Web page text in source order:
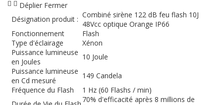
Déplier Fermer
Désignation produit : Combiné sirène 122 dB feu flash 10J
48Vcc optique Orange IP66
Fonctionnement
Flash
Type d'éclairage
Xénon
Puissance lumineuse
en Joules
10 Joule
Puissance lumineuse
en Cd mesuré
149 Candela
Fréquence du Flash
1 Hz (60 Flashs / min)
70% d'efficacité après 8 millions de